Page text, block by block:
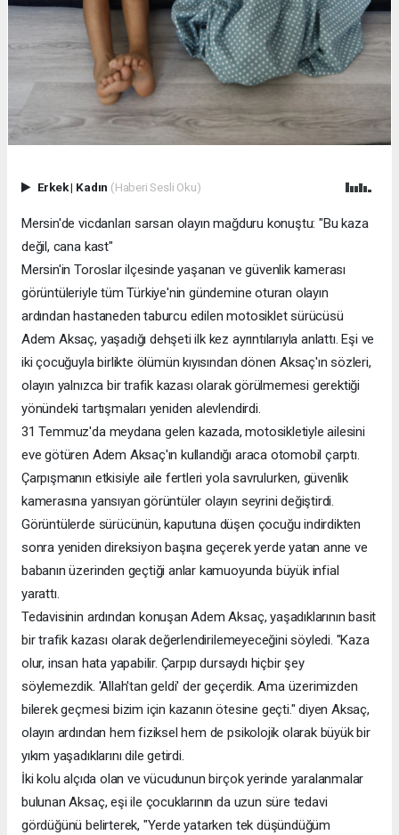
Erkek| Kadın (Haberi Sesli Oku)
Mersin'de vicdanları sarsan olayın mağduru konuştu: "Bu kaza
değil, cana kast"
Mersin'in Toroslar ilçesinde yaşanan ve güvenlik kamerası
görüntüleriyle tüm Türkiye'nin gündemine oturan olayın
ardından hastaneden taburcu edilen motosiklet sürücüsü
Adem Aksaç, yaşadığı dehşeti ilk kez ayrıntılarıyla anlattı. Eşi ve
iki çocuğuyla birlikte ölümün kıyısından dönen Aksaç'ın sözleri,
olayın yalnızca bir trafik kazası olarak görülmemesi gerektiği
yönündeki tartışmaları yeniden alevlendirdi.
31 Temmuz'da meydana gelen kazada, motosikletiyle ailesini
eve götüren Adem Aksaç'ın kullandığı araca otomobil çarptı.
Çarpışmanın etkisiyle aile fertleri yola savrulurken, güvenlik
kamerasına yansıyan görüntüler olayın seyrini değiştirdi.
Görüntülerde sürücünün, kaputuna düşen çocuğu indirdikten
sonra yeniden direksiyon başına geçerek yerde yatan anne ve
babanın üzerinden geçtiği anlar kamuoyunda büyük infial
yarattı.
Tedavisinin ardından konuşan Adem Aksaç, yaşadıklarının basit
bir trafik kazası olarak değerlendirilemeyeceğini söyledi. "Kaza
olur, insan hata yapabilir. Çarpıp dursaydı hiçbir şey
söylemezdik. 'Allah'tan geldi' der geçerdik. Ama üzerimizden
bilerek geçmesi bizim için kazanın ötesine geçti." diyen Aksaç,
olayın ardından hem fiziksel hem de psikolojik olarak büyük bir
yıkım yaşadıklarını dile getirdi.
İki kolu alçıda olan ve vücudunun birçok yerinde yaralanmalar
bulunan Aksaç, eşi ile çocuklarının da uzun süre tedavi
gördüğünü belirterek, "Yerde yatarken tek düşündüğüm